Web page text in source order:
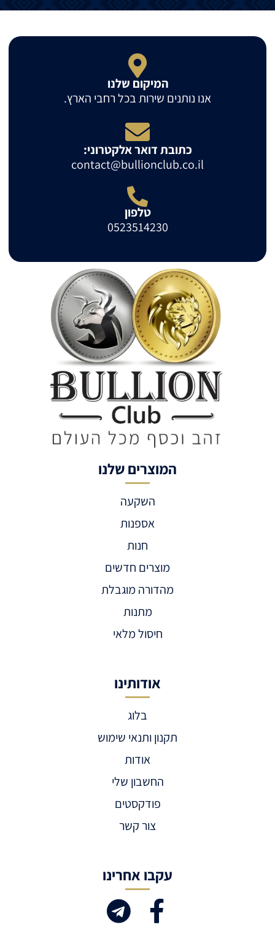
המיקום שלנו
אנו נותנים שירות בכל רחבי הארץ.
כתובת דואר אלקטרוני:
contact@bullionclub.co.il
טלפון
0523514230
המוצרים שלנו
השקעה
אספנות
חנות
מוצרים חדשים
מהדורה מוגבלת
מתנות
חיסול מלאי
אודותינו
בלוג
תקנון ותנאי שימוש
אודות
החשבון שלי
פודקסטים
צור קשר
עקבו אחרינו